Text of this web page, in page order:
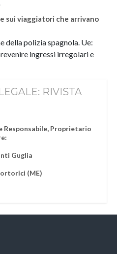
sui viaggiatori che arrivano
della polizia spagnola. Ue:
ingressi irregolari e
RIVISTA
Proprietario
Guglia
(ME)